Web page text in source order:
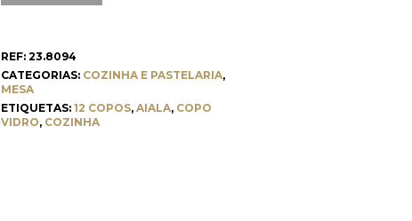
REF: 23.8094
CATEGORIAS: COZINHA E PASTELARIA,
MESA
ETIQUETAS: 12 COPOS, AIALA, COPO
VIDRO, COZINHA